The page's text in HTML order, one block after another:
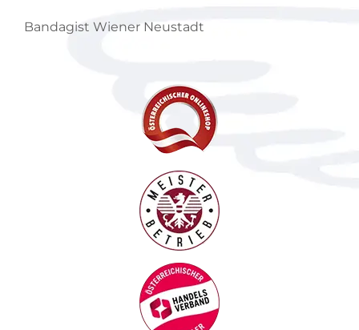
Bandagist Wiener Neustadt